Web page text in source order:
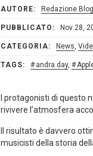
AUTORE: Redazione
PUBBLICATO: Nov 28,
CATEGORIA: News,
TAGS: andra day,
I protagonisti di questo
rivivere l’atmosfera
Il risultato è davvero
musicisti della storia